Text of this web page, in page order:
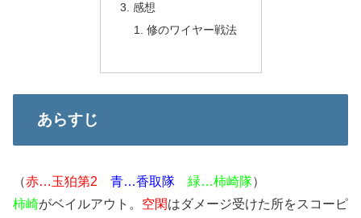
感想
修のワイヤー戦法
あらすじ
（赤…玉狛第2 青…香取隊 緑…柿崎隊）
柿崎がベイルアウト。 空閑はダメージ受けた所をスコーピ